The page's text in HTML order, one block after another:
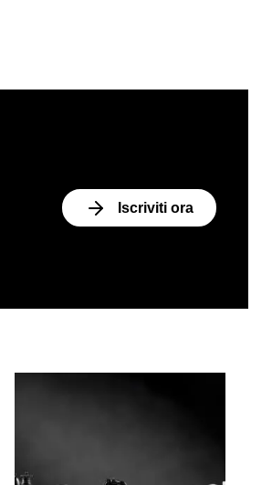
Iscriviti ora